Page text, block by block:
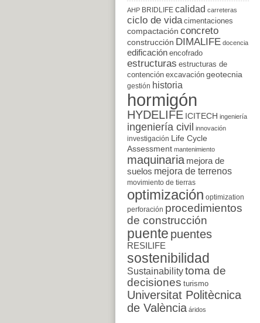
AHP BRIDLIFE calidad carreteras
ciclo de vida cimentaciones
compactación concreto
construcción DIMALIFE docencia
edificación encofrado
estructuras estructuras de
contención excavación geotecnia
gestión historia
hormigón
HYDELIFE ICITECH ingeniería
ingeniería civil innovación
investigación
Life Cycle
Assessment mantenimiento
maquinaria mejora de
suelos mejora de terrenos
movimiento de tierras
optimización optimization
perforación procedimientos
de construcción
puente puentes
RESILIFE
sostenibilidad
Sustainabilitytoma de
decisiones turismo
Universitat Politècnica
de València áridos